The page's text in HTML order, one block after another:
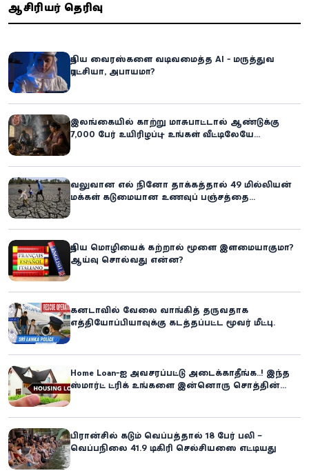
ஆசிரியர் தெரிவு
புதிய வைரஸ்களை வடிவமைத்த AI - மருத்துவ
புரட்சியா, அபாயமா?
இலங்கையில் காற்று மாசுபாட்டால் ஆண்டுக்கு
7,000 பேர் உயிரிழப்பு – உங்கள் வீட்டிலேயே
வலுவான எல் நினோ தாக்கத்தால் 49 மில்லியன்
மக்கள் கடுமையான உணவுப் பஞ்சத்தை
புதிய மொழியைக் கற்றால் மூளை இளமையாகுமா?
ஆய்வு சொல்வது என்ன?
கனடாவில் வேலை வாங்கித் தருவதாக
எத்தியோப்பியாவுக்கு கடத்தப்பட்ட மூவர் மீட்பு:
Home Loan-ஐ அவசரப்பட்டு அடைக்காதீங்க..! இந்த
ஸ்மார்ட் ட்ரிக் உங்களை இன்னொரு சொத்தின்
பிரான்சில் கடும் வெப்பத்தால் 18 பேர் பலி –
வெப்பநிலை 41.9 டிகிரி செல்சியஸை எட்டியது